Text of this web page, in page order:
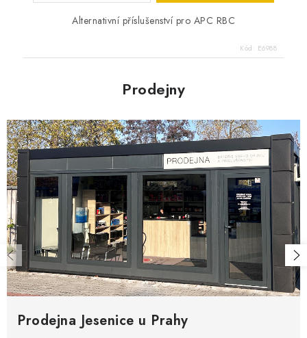
Alternativní příslušenství pro APC RBC
Kód: E6988
Prodejny
Prodejna Jesenice u Prahy